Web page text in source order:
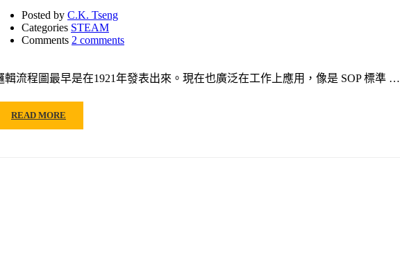
Posted by C.K. Tseng
Categories STEAM
Comments 2 comments
輯流程圖最早是在1921年發表出來。現在也廣泛在工作上應用，像是 SOP 標準 …
READ MORE